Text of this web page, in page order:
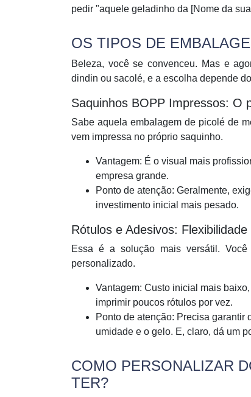
pedir "aquele geladinho da [Nome da
OS TIPOS DE
Beleza, você se convenceu. Mas e
dindin ou sacolé, e a escolha depende
Saquinhos BOPP Impressos: O
Sabe aquela embalagem de picolé de
vem impressa no próprio saquinho.
Vantagem: É o visual mais
empresa grande.
Ponto de atenção: Geralmente,
investimento inicial mais pesado.
Rótulos e Adesivos:
Essa é a solução mais versátil.
personalizado.
Vantagem: Custo inicial mais
imprimir poucos rótulos por vez.
Ponto de atenção: Precisa garantir
umidade e o gelo. E, claro, dá um
COMO PERSONALIZAR
TER?